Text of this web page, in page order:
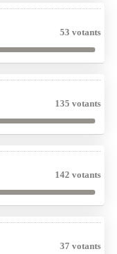
53 votants
135 votants
142 votants
37 votants